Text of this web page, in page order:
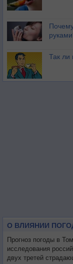
Так ли
О ВЛИЯНИИ
Прогноз погоды в
исследования
двух третей